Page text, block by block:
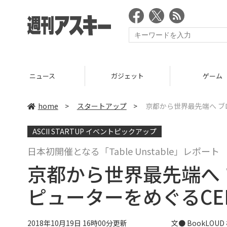
ニュース ガジェット ゲーム
home > スタートアップ > 京都から世界最先端へ
ASCII STARTUP イベントピックアップ
日本初開催となる「Table Unstable」レポート
京都から世界最先端
ピューターをめぐる
2018年10月19日 16時00分更新 文● BookLOUD